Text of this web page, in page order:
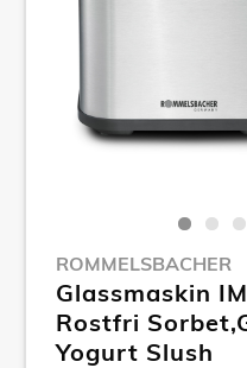
ROMMELSBACHER
Glassmaskin
Rostfri
Yogurt Slush